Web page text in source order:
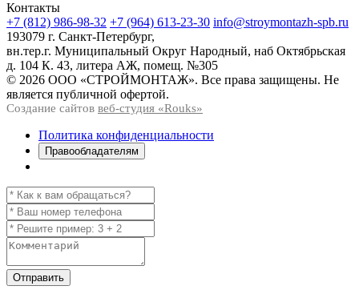
Контакты
+7 (812) 986-98-32 +7 (964) 613-23-30 info@stroymontazh-spb.ru
193079 г. Санкт-Петербург,
вн.тер.г. Муниципальный Округ Народный, наб Октябрьская
д. 104 К. 43, литера АЖ, помещ. №305
© 2026 ООО «СТРОЙМОНТАЖ». Все права защищены. Не
является публичной офертой.
Создание сайтов веб-студия «Rouks»
Политика конфиденциальности
Правообладателям
Отправить